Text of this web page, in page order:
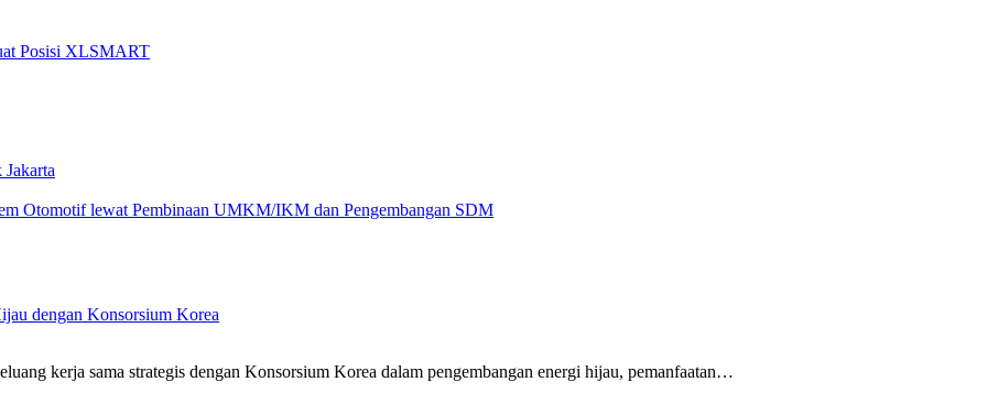
Posisi XLSMART
Otomotif lewat Pembinaan UMKM/IKM dan Pengembangan SDM
dengan Konsorsium Korea
kerja sama strategis dengan Konsorsium Korea dalam pengembangan energi hijau, pemanfaatan…